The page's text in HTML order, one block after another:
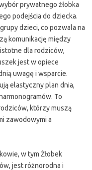
prywatnego żłobka
podejścia do dziecka.
dzieci, co pozwala na
komunikację między
dla rodziców,
jest w opiece
uwagę i wsparcie.
elastyczny plan dnia,
To
którzy muszą
zawodowymi a
w tym Żłobek
jest różnorodna i